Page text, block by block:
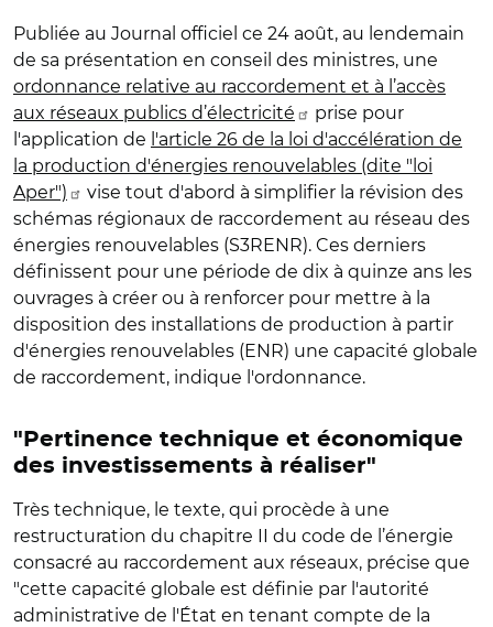
Publiée au Journal officiel ce 24 août, au lendemain
de sa présentation en conseil des ministres, une
ordonnance relative au raccordement et à l’accès
aux réseaux publics d’électricité
prise pour
l'application de l'article 26 de la loi d'accélération de
la production d'énergies renouvelables (dite "loi
Aper")
vise tout d'abord à simplifier la révision des
schémas régionaux de raccordement au réseau des
énergies renouvelables (S3RENR). Ces derniers
définissent pour une période de dix à quinze ans les
ouvrages à créer ou à renforcer pour mettre à la
disposition des installations de production à partir
d'énergies renouvelables (ENR) une capacité globale
de raccordement, indique l'ordonnance.
"Pertinence technique et économique
des investissements à réaliser"
Très technique, le texte, qui procède à une
restructuration du chapitre II du code de l’énergie
consacré au raccordement aux réseaux, précise que
"cette capacité globale est définie par l'autorité
administrative de l'État en tenant compte de la